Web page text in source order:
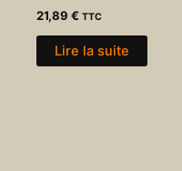
21,89 € TTC
Lire la suite